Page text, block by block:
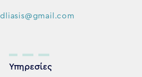
dliasis@gmail.com
Υπηρεσίες